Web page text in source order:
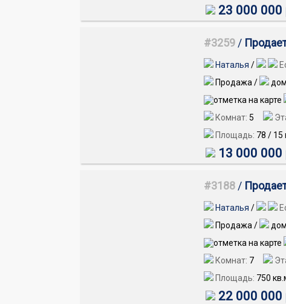
23 000 000
#3259 /
Наталья /
Продажа /
дом
Комнат: 5
Площадь: 78 / 15
13 000 000
#3188 /
Наталья /
Продажа /
дом
Комнат: 7
Площадь: 750
22 000 000